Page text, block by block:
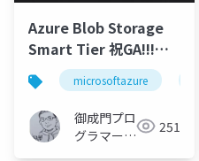
Azure Blob Storage
Smart Tier 祝GA!!!ス
トレージコストを最適
化しよう
microsoftazure
御成門プロ
グラマー
251